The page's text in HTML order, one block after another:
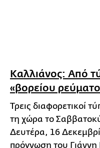
Καλλιάνος: Από
«βορείου
Τρεις διαφορετικοί
τη χώρα το
Δευτέρα, 16
πρόγνωση του